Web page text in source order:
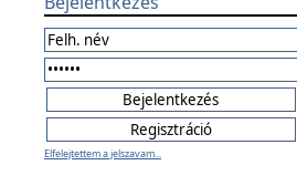
Elfelejtettem a jelszavam...